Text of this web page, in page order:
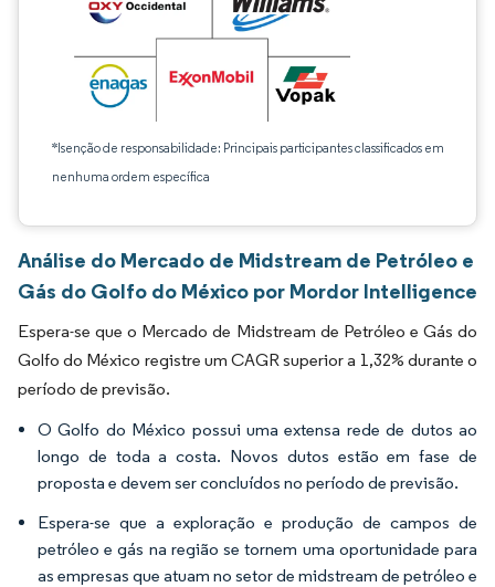
*Isenção de responsabilidade: Principais participantes classificados em
nenhuma ordem específica
Análise do Mercado de Midstream de Petróleo e
Gás do Golfo do México por Mordor Intelligence
Espera-se que o Mercado de Midstream de Petróleo e Gás do
Golfo do México registre um CAGR superior a 1,32% durante o
período de previsão.
O Golfo do México possui uma extensa rede de dutos ao
longo de toda a costa. Novos dutos estão em fase de
proposta e devem ser concluídos no período de previsão.
Espera-se que a exploração e produção de campos de
petróleo e gás na região se tornem uma oportunidade para
as empresas que atuam no setor de midstream de petróleo e